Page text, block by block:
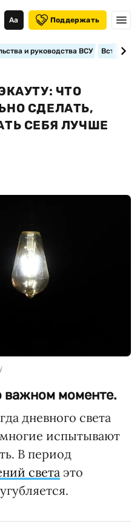
Аа Поддержать
и руководства ВСУ
ЧТО
СДЕЛАТЬ,
СЕБЯ ЛУЧШЕ
важном моменте.
дневного света
испытывают
В период
света это